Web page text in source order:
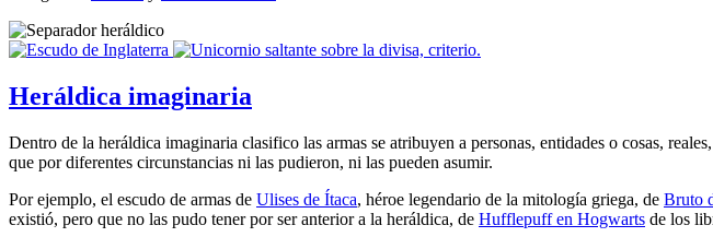
Heráldica imaginaria
Dentro de la heráldica imaginaria clasifico las armas se atribuyen a personas, entidades o cosas,
que por diferentes circunstancias ni las pudieron, ni las pueden asumir.
Por ejemplo, el escudo de armas de Ulises de Ítaca, héroe legendario de la mitología griega, de Bruto
existió, pero que no las pudo tener por ser anterior a la heráldica, de Hufflepuff en Hogwarts de los